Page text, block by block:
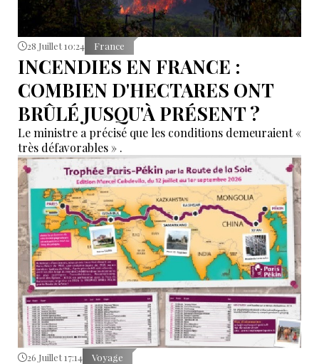
28 Juillet 10:24 France
INCENDIES EN FRANCE :
COMBIEN D'HECTARES ONT
BRÛLÉ JUSQU'À PRÉSENT ?
Le ministre a précisé que les conditions demeuraient «
très défavorables » .
26 Juillet 17:14 Voyage